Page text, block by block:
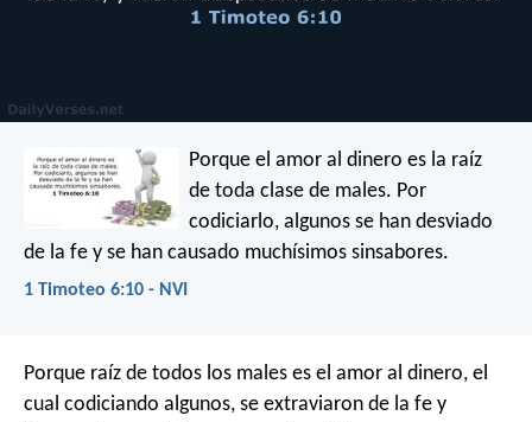
Porque el amor al dinero es la raíz
de toda clase de males. Por
codiciarlo, algunos se han desviado
de la fe y se han causado muchísimos sinsabores.
1 Timoteo 6:10 - NVI
Porque raíz de todos los males es el amor al dinero, el
cual codiciando algunos, se extraviaron de la fe y